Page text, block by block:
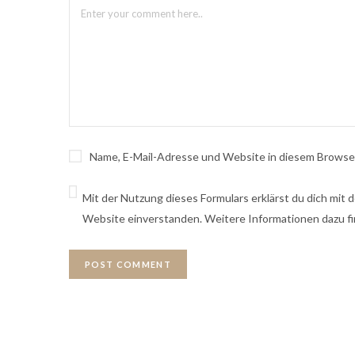
Name, E-Mail-Adresse und Website in diesem
Mit der Nutzung dieses Formulars erklärst du dich mit
Website einverstanden. Weitere Informationen dazu